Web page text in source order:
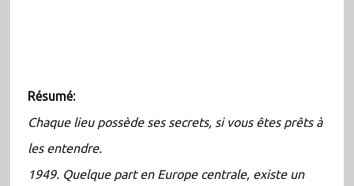
Résumé:
Chaque lieu possède ses secrets, si vous êtes prêts à
les entendre.
1949. Quelque part en Europe centrale, existe un